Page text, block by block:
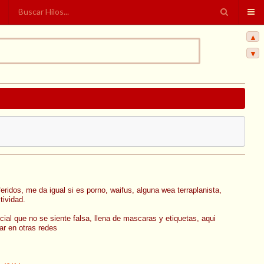
me da igual si es porno, waifus, alguna wea terraplanista,
que no se siente falsa, llena de mascaras y etiquetas, aqui
en otras redes
▲
▼